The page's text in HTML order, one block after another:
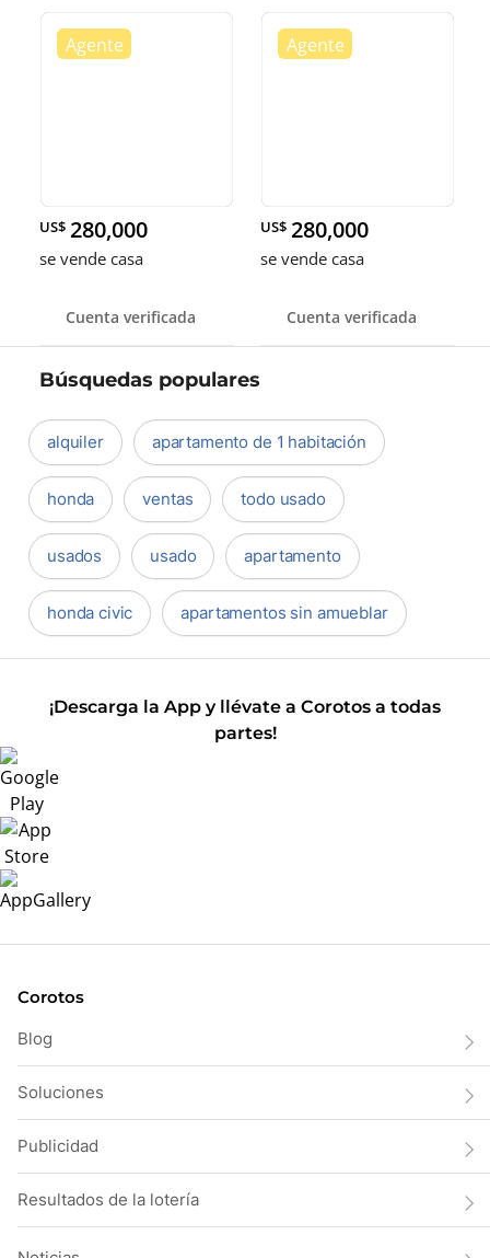
US$ 280,000
se vende casa
Cuenta verificada
US$ 280,000
se vende casa
Cuenta verificada
Búsquedas populares
alquiler apartamento de 1 habitación
honda ventas todo usado
usados usado apartamento
honda civic apartamentos sin amueblar
¡Descarga la App y llévate a Corotos a todas
partes!
Corotos
Blog
Soluciones
Publicidad
Resultados de la lotería